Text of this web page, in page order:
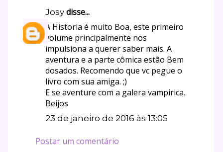
Josydisse...
A Historia é muito Boa, este primeiro
volume principalmente nos
impulsiona a querer saber mais. A
aventura e a parte cômica estão Bem
dosados. Recomendo que vc pegue o
livro com sua amiga. ;)
E se aventure com a galera vampirica.
Beijos
23 de janeiro de 2016 às 13:05
Postar um comentário